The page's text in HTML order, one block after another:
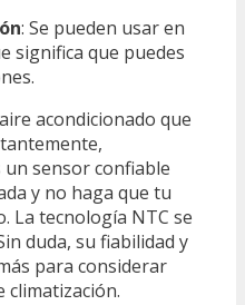
: Se pueden usar en
significa que puedes
acondicionado que
sensor confiable
y no haga que tu
La tecnología NTC se
duda, su fiabilidad y
para considerar
climatización.